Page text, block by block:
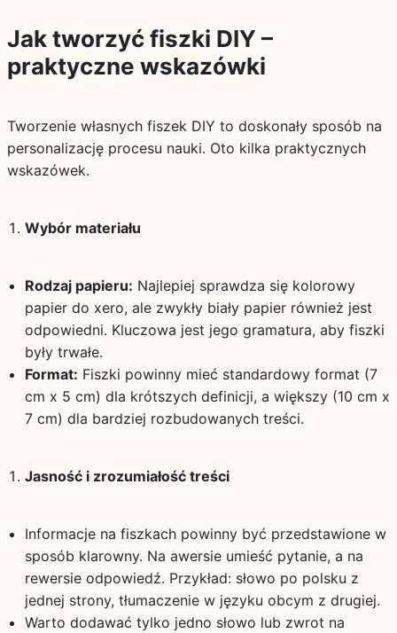
Jak tworzyć fiszki DIY –
praktyczne wskazówki
Tworzenie własnych fiszek DIY to doskonały sposób na
personalizację procesu nauki. Oto kilka praktycznych
wskazówek.
Wybór materiału
Rodzaj papieru: Najlepiej sprawdza się kolorowy
papier do xero, ale zwykły biały papier również jest
odpowiedni. Kluczowa jest jego gramatura, aby fiszki
były trwałe.
Format: Fiszki powinny mieć standardowy format (7
cm x 5 cm) dla krótszych definicji, a większy (10 cm x
7 cm) dla bardziej rozbudowanych treści.
Jasność i zrozumiałość treści
Informacje na fiszkach powinny być przedstawione w
sposób klarowny. Na awersie umieść pytanie, a na
rewersie odpowiedź. Przykład: słowo po polsku z
jednej strony, tłumaczenie w języku obcym z drugiej.
Warto dodawać tylko jedno słowo lub zwrot na